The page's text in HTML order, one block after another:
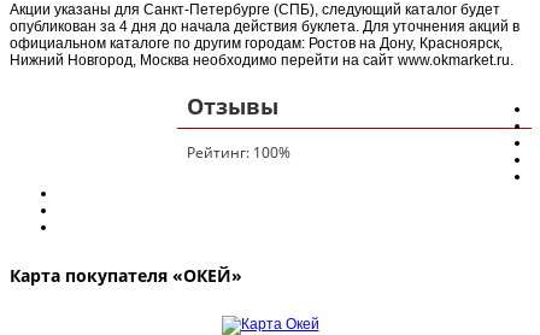
Акции указаны для Санкт-Петербурге (СПБ), следующий каталог будет
опубликован за 4 дня до начала действия буклета. Для уточнения акций в
официальном каталоге по другим городам: Ростов на Дону, Красноярск,
Нижний Новгород, Москва необходимо перейти на сайт www.okmarket.ru.
Отзывы
Рейтинг: 100%
Карта покупателя «ОКЕЙ»